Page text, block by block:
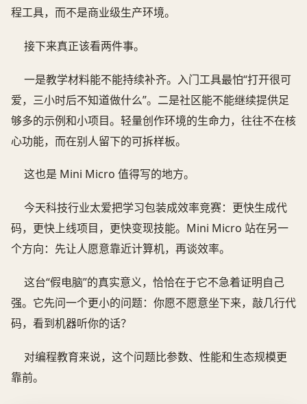
程工具，而不是商业级生产环境。
接下来真正该看两件事。
一是教学材料能不能持续补齐。入门工具最怕“打开很可
爱，三小时后不知道做什么”。二是社区能不能继续提供足
够多的示例和小项目。轻量创作环境的生命力，往往不在核
心功能，而在别人留下的可拆样板。
这也是 Mini Micro 值得写的地方。
今天科技行业太爱把学习包装成效率竞赛：更快生成代
码，更快上线项目，更快变现技能。Mini Micro 站在另一
个方向：先让人愿意靠近计算机，再谈效率。
这台“假电脑”的真实意义，恰恰在于它不急着证明自己
强。它先问一个更小的问题：你愿不愿意坐下来，敲几行代
码，看到机器听你的话？
对编程教育来说，这个问题比参数、性能和生态规模更
靠前。